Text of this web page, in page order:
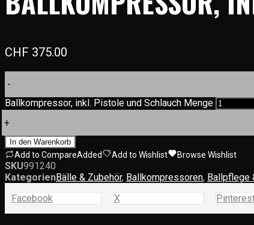
CHF 375.00
-
Ballkompressor, inkl. Pistole und Schlauch Menge
+
In den Warenkorb
Add to CompareAdded Add to Wishlist Browse Wishlist
SKU991240
KategorienBälle & Zubehör, Ballkompressoren, Ballpflege
Facebook
X